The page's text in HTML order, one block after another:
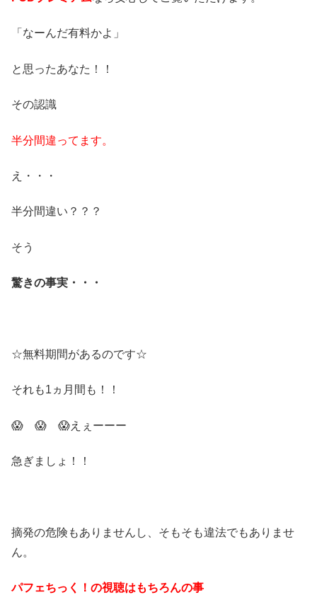
「なーんだ有料かよ」
と思ったあなた！！
その認識
半分間違って ます。
え・・・
半分間違い？？？
そう
驚きの事実・・・
☆無料期間があるのです☆
それも1ヵ月間も！！
😱 😱 😱えぇーーー
急ぎましょ！！
摘発の危険もありませんし、そもそも違法でもありませ
ん。
パフェちっく！の視聴はもちろんの事